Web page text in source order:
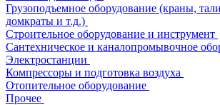
Грузоподъемное оборудование (краны,
домкраты и т.д.)
Строительное оборудование и инструмент
Сантехническое и каналопромывочное
Электростанции
Компрессоры и подготовка воздуха
Отопительное оборудование
Прочее